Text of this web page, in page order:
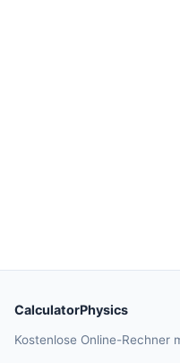
CalculatorPhysics
Kostenlose Online-Rechner